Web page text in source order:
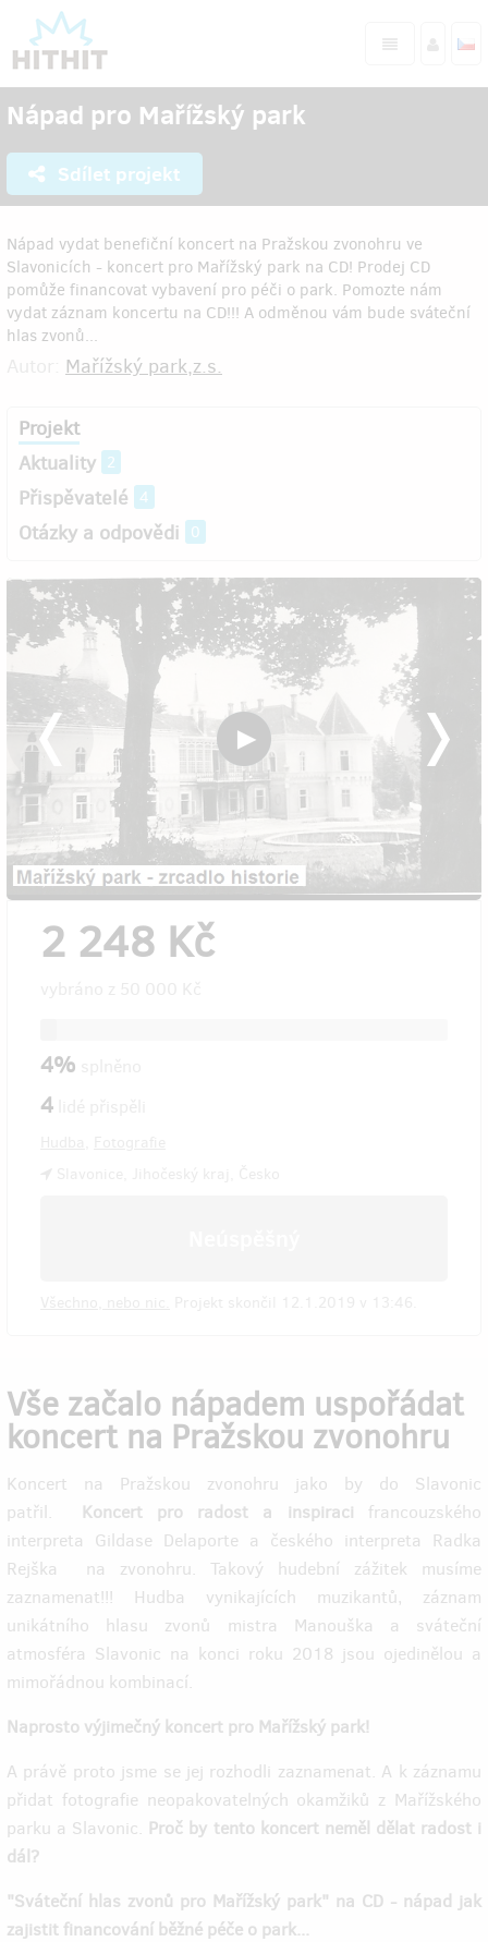
Nápad pro Mařížský park
Sdílet projekt
Nápad vydat benefiční koncert na Pražskou zvonohru ve
Slavonicích - koncert pro Mařížský park na CD! Prodej CD
pomůže financovat vybavení pro péči o park. Pomozte nám
vydat záznam koncertu na CD!!! A odměnou vám bude sváteční
hlas zvonů...
Mařížský park,z.s.
Projekt
Aktuality 2
Přispěvatelé 4
Otázky a odpovědi 0
2 248 Kč
4%
4
Vše začalo nápadem uspořádat
koncert na Pražskou zvonohru
Koncert na Pražskou zvonohru jako by do Slavonic
patřil.
Koncert pro radost a inspiraci francouzského
interpreta Gildase Delaporte a českého interpreta Radka
Rejška na zvonohru. Takový hudební zážitek musíme
zaznamenat!!! Hudba vynikajících muzikantů, záznam
unikátního hlasu zvonů mistra Manouška a sváteční
atmosféra Slavonic na konci roku 2018 jsou ojedinělou a
mimořádnou kombinací.
Naprosto výjimečný koncert pro Mařížský park!
A právě proto jsme se jej rozhodli zaznamenat. A k záznamu
přidat fotografie neopakovatelných okamžiků z Mařížského
parku a Slavonic. Proč by tento koncert neměl dělat radost i
dál?
"Sváteční hlas zvonů pro Mařížský park" na CD - nápad jak
zajistit financování běžné péče o park...